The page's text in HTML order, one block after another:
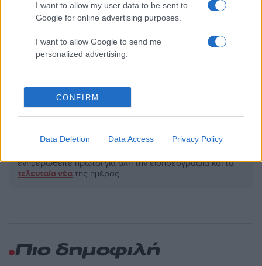
I want to allow my user data to be sent to
Google for online advertising purposes.
I want to allow Google to send me
personalized advertising.
CONFIRM
Data Deletion Data Access Privacy Policy
2000 /2000
Όροι Χρήσης. Το site προστατεύεται από reCAPTCHA, ισχύουν
Ελλάδα
ενημερωθείτε πρώτοι για όλη την ειδησεογραφία και τα
τελευταία νέα της ημέρας
Πιο δημοφιλή